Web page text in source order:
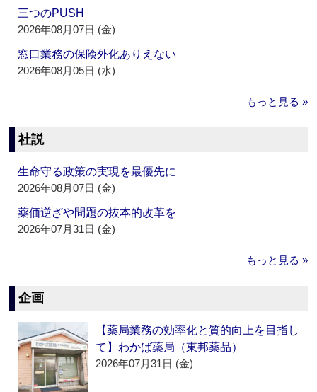
三つのPUSH
2026年08月07日 (金)
窓口業務の保険外化ありえない
2026年08月05日 (水)
もっと見る »
社説
生命守る政策の実現を最優先に
2026年08月07日 (金)
薬価逆ざや問題の抜本的改革を
2026年07月31日 (金)
もっと見る »
企画
【薬局業務の効率化と質的向上を目指し
て】わかば薬局（東邦薬品）
2026年07月31日 (金)